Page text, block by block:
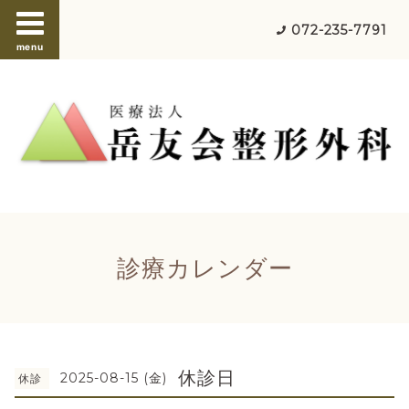
menu
072-235-7791
診療カレンダー
休診 2025-08-15 (金) 休診日